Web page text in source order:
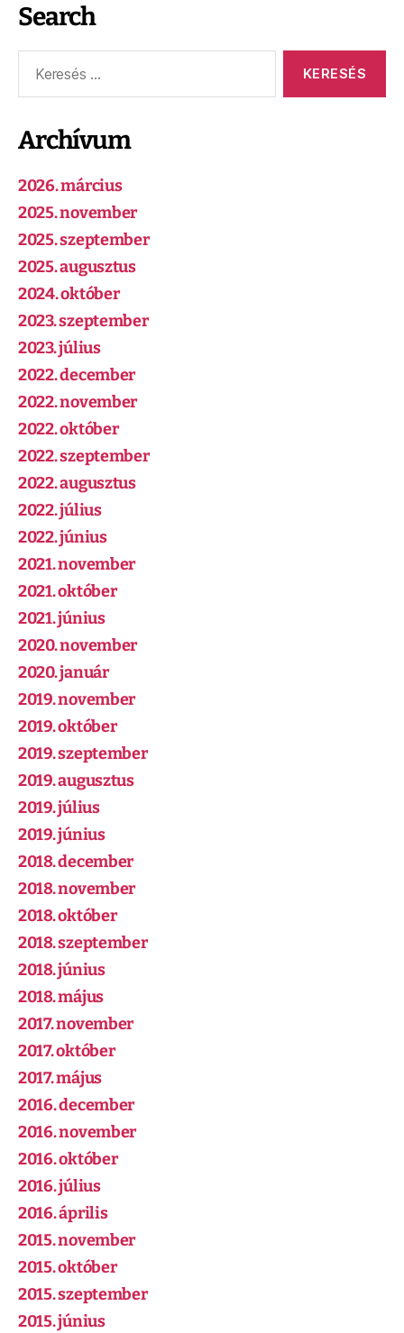
Search
Archívum
2026. március
2025. november
2025. szeptember
2025. augusztus
2024. október
2023. szeptember
2023. július
2022. december
2022. november
2022. október
2022. szeptember
2022. augusztus
2022. július
2022. június
2021. november
2021. október
2021. június
2020. november
2020. január
2019. november
2019. október
2019. szeptember
2019. augusztus
2019. július
2019. június
2018. december
2018. november
2018. október
2018. szeptember
2018. június
2018. május
2017. november
2017. október
2017. május
2016. december
2016. november
2016. október
2016. július
2016. április
2015. november
2015. október
2015. szeptember
2015. június